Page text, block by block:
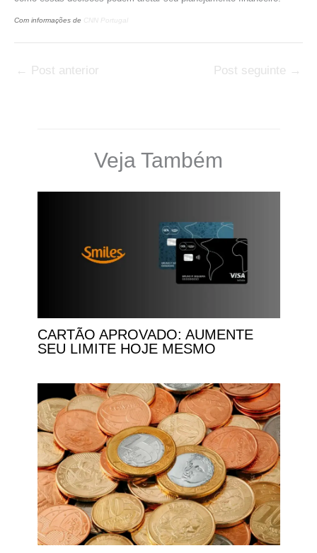
Com informações de CNN Portugal
← Post anterior Post seguinte →
Veja Também
CARTÃO APROVADO: AUMENTE
SEU LIMITE HOJE MESMO